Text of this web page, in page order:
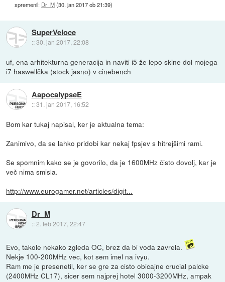
spremenil: Dr_M(30. jan 2017 ob 21:39)
SuperVeloce
::30. jan 2017, 22:08
uf, ena arhitekturna generacija in naviti i5 že lepo skine dol mojega
i7 haswellčka (stock jasno) v cinebench
AapocalypseE
::31. jan 2017, 16:52
Bom kar tukaj napisal, ker je aktualna tema:
Zanimivo, da se lahko pridobi kar nekaj fpsjev s hitrejšimi rami.
Se spomnim kako se je govorilo, da je 1600MHz čisto dovolj, kar je
več nima smisla.
http://www.eurogamer.net/articles/digit...
Dr_M
::2. feb 2017, 22:47
Evo, takole nekako zgleda OC, brez da bi voda zavrela.
Nekje 100-200MHz vec, kot sem imel na ivyu.
Ram me je presenetil, ker se gre za cisto obicajne crucial palcke
(2400MHz CL17), sicer sem najprej hotel 3000-3200MHz, ampak